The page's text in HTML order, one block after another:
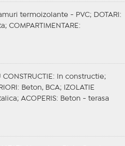
termoizolante - PVC; DOTARI :
COMPARTIMENTARE :
CONSTRUCTIE : In constructie;
: Beton, BCA;
IZOLATIE
ACOPERIS: Beton - terasa